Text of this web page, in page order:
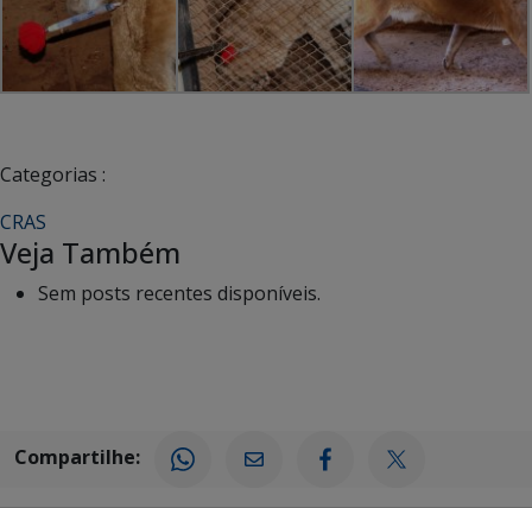
Categorias :
CRAS
Veja Também
Sem posts recentes disponíveis.
Compartilhe: